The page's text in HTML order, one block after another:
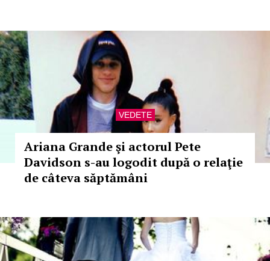
VEDETE
Ariana Grande şi actorul Pete
Davidson s-au logodit după o relaţie
de câteva săptămâni